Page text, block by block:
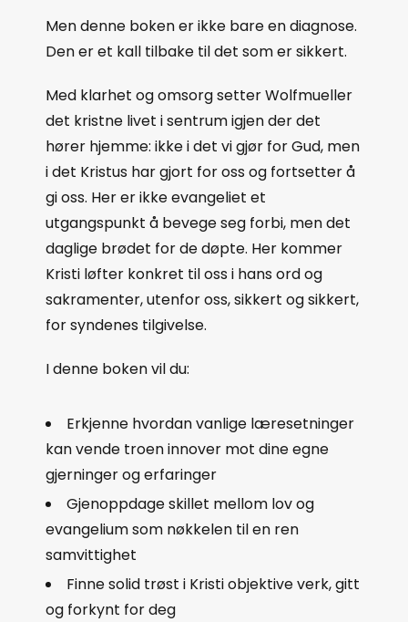
Men denne boken er ikke bare en diagnose.
Den er et kall tilbake til det som er sikkert.
Med klarhet og omsorg setter Wolfmueller
det kristne livet i sentrum igjen der det
hører hjemme: ikke i det vi gjør for Gud, men
i det Kristus har gjort for oss og fortsetter å
gi oss. Her er ikke evangeliet et
utgangspunkt å bevege seg forbi, men det
daglige brødet for de døpte. Her kommer
Kristi løfter konkret til oss i hans ord og
sakramenter, utenfor oss, sikkert og sikkert,
for syndenes tilgivelse.
I denne boken vil du:
Erkjenne hvordan vanlige læresetninger
kan vende troen innover mot dine egne
gjerninger og erfaringer
Gjenoppdage skillet mellom lov og
evangelium som nøkkelen til en ren
samvittighet
Finne solid trøst i Kristi objektive verk, gitt
og forkynt for deg